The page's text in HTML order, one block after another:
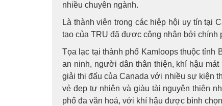
nhiều chuyên ngành.
Là thành viên trong các hiệp hội uy tín tại
tạo của TRU đã được công nhận bởi chính
Tọa lạc tại thành phố Kamloops thuộc tỉnh
an ninh, người dân thân thiện, khí hậu
giải thi đấu của Canada với nhiều sự kiện
vẻ đẹp tự nhiên và giàu tài nguyên thiên
phố đa văn hoá, với khí hậu được bình